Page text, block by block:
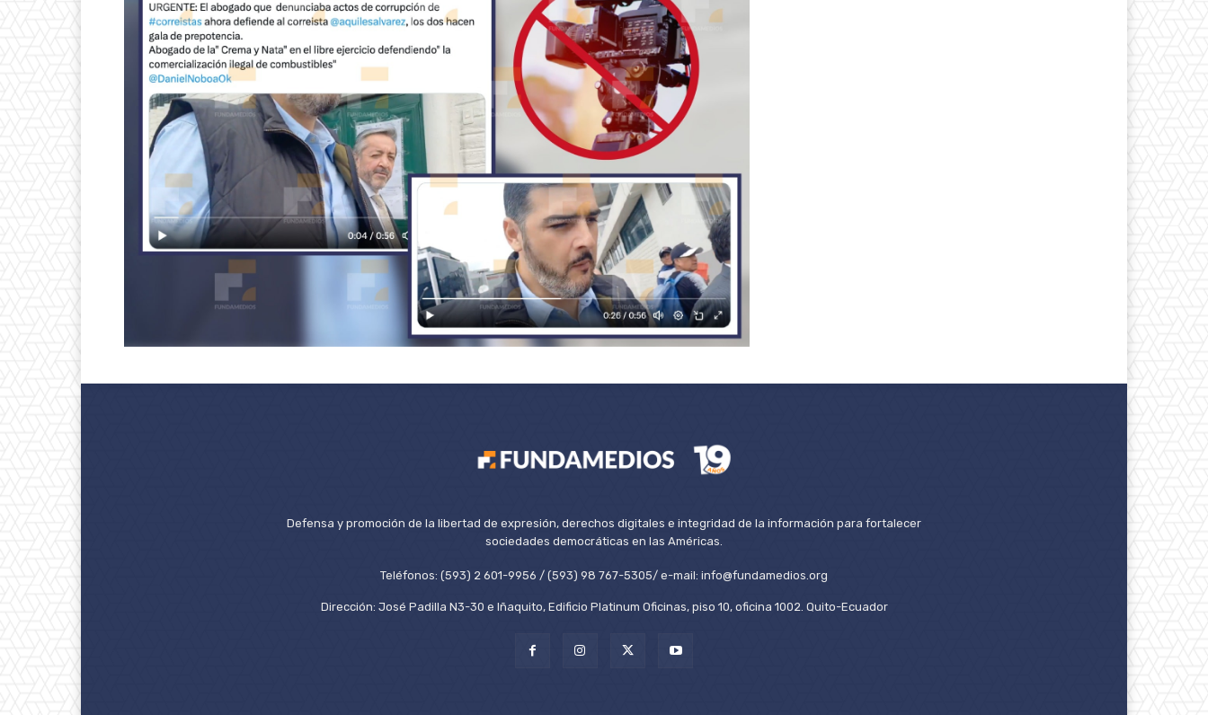
Defensa y promoción de la libertad de expresión, derechos digitales e integridad de la información para fortalecer
sociedades democráticas en las Américas.
Teléfonos: (593) 2 601-9956 / (593) 98 767-5305/ e-mail: info@fundamedios.org
Dirección: José Padilla N3-30 e Iñaquito, Edificio Platinum Oficinas, piso 10, oficina 1002. Quito-Ecuador